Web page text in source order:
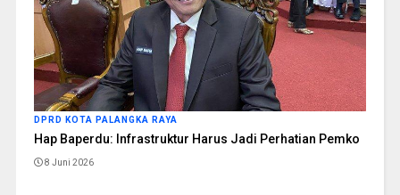
DPRD KOTA PALANGKA RAYA
Hap Baperdu: Infrastruktur Harus Jadi Perhatian Pemko
8 Juni 2026